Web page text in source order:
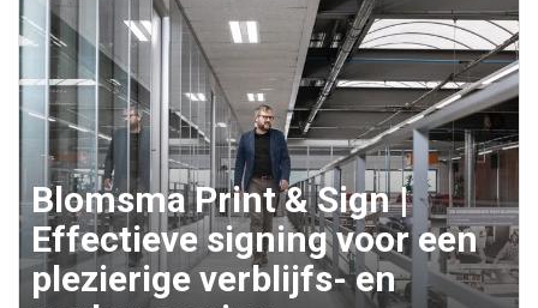
Blomsma Print & Sign |
Effectieve signing voor een
plezierige verblijfs- en